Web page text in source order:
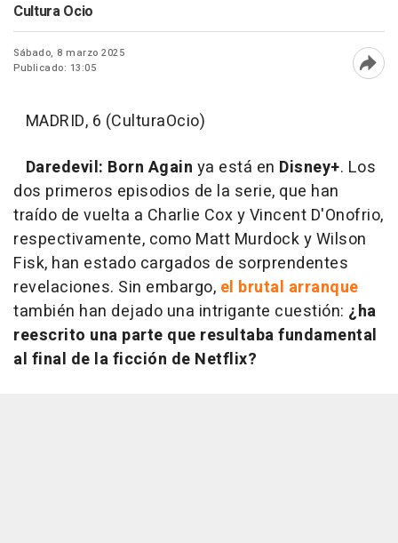
Cultura Ocio
Sábado, 8 marzo 2025
Publicado: 13:05
MADRID, 6 (CulturaOcio)
Daredevil: Born Again ya está en Disney+. Los
dos primeros episodios de la serie, que han
traído de vuelta a Charlie Cox y Vincent D'Onofrio,
respectivamente, como Matt Murdock y Wilson
Fisk, han estado cargados de sorprendentes
revelaciones. Sin embargo, el brutal arranque
también han dejado una intrigante cuestión: ¿ha
reescrito una parte que resultaba fundamental
al final de la ficción de Netflix?